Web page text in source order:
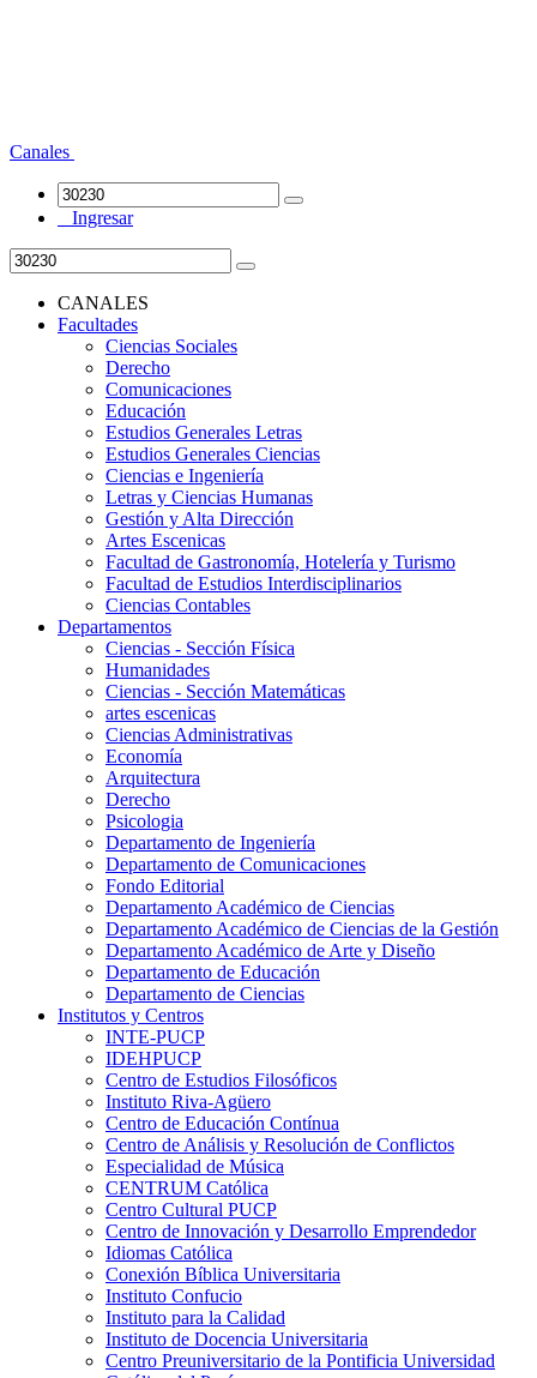
Canales
Ingresar
CANALES
Facultades
Ciencias Sociales
Derecho
Comunicaciones
Educación
Estudios Generales Letras
Estudios Generales Ciencias
Ciencias e Ingeniería
Letras y Ciencias Humanas
Gestión y Alta Dirección
Artes Escenicas
Facultad de Gastronomía, Hotelería y Turismo
Facultad de Estudios Interdisciplinarios
Ciencias Contables
Departamentos
Ciencias - Sección Física
Humanidades
Ciencias - Sección Matemáticas
artes escenicas
Ciencias Administrativas
Economía
Arquitectura
Derecho
Psicologia
Departamento de Ingeniería
Departamento de Comunicaciones
Fondo Editorial
Departamento Académico de Ciencias
Departamento Académico de Ciencias de la Gestión
Departamento Académico de Arte y Diseño
Departamento de Educación
Departamento de Ciencias
Institutos y Centros
INTE-PUCP
IDEHPUCP
Centro de Estudios Filosóficos
Instituto Riva-Agüero
Centro de Educación Contínua
Centro de Análisis y Resolución de Conflictos
Especialidad de Música
CENTRUM Católica
Centro Cultural PUCP
Centro de Innovación y Desarrollo Emprendedor
Idiomas Católica
Conexión Bíblica Universitaria
Instituto Confucio
Instituto para la Calidad
Instituto de Docencia Universitaria
Centro Preuniversitario de la Pontificia Universidad